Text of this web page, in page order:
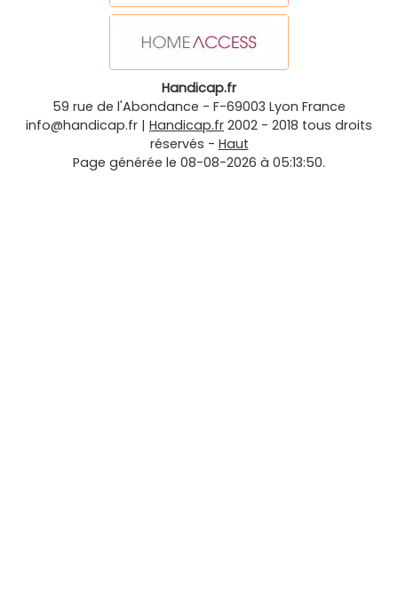
Handicap.fr
59 rue de l'Abondance - F-69003 Lyon France
info@handicap.fr | Handicap.fr 2002 - 2018 tous droits
réservés - Haut
Page générée le 08-08-2026 à 05:13:50.